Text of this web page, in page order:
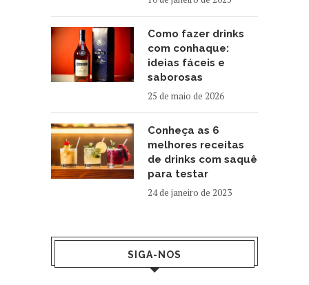
Como fazer drinks
com conhaque:
ideias fáceis e
saborosas
25 de maio de 2026
Conheça as 6
melhores receitas
de drinks com saquê
para testar
24 de janeiro de 2023
SIGA-NOS